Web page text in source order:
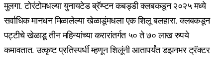
मुलगा. टोरंटोमधल्या युनायटेड ब्रॅम्प्टन कबड्डी क्लबकडून २०२५ मध्ये
सर्वाधिक मानधन मिळालेल्या खेळाडूंमधला एक शिलू बलहारा. क्लबकडून
पट्टीचे खेळाडू तीन महिन्यांच्या करारांतर्गत ५० ते ७० लाख रुपये
कमावतात. उत्कृष्ट प्रतिस्पर्धी म्हणून शिलूंनी आतापर्यंत डझनभर ट्रॅक्टर